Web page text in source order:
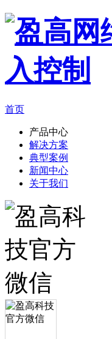
首页
产品中心
解决方案
典型案例
新闻中心
关于我们